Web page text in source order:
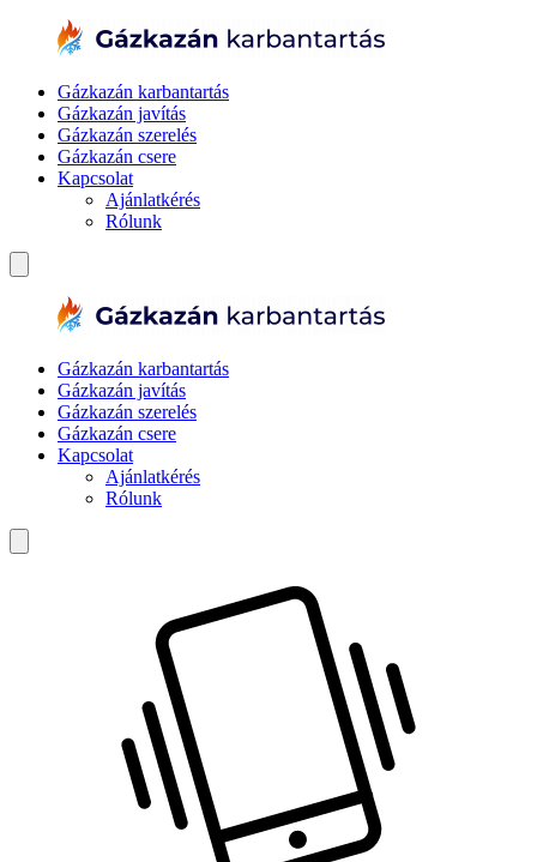
Gázkazán karbantartás
Gázkazán javítás
Gázkazán szerelés
Gázkazán csere
Kapcsolat
Ajánlatkérés
Rólunk
Gázkazán karbantartás
Gázkazán javítás
Gázkazán szerelés
Gázkazán csere
Kapcsolat
Ajánlatkérés
Rólunk